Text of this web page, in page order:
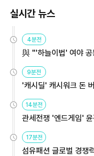
실시간 뉴스
4분전
與 "'하늘이법' 여야
9분전
'캐시딜' 캐시워크 돈
14분전
관세전쟁 '엔드게임'
17분전
섬유패션 글로벌 경쟁